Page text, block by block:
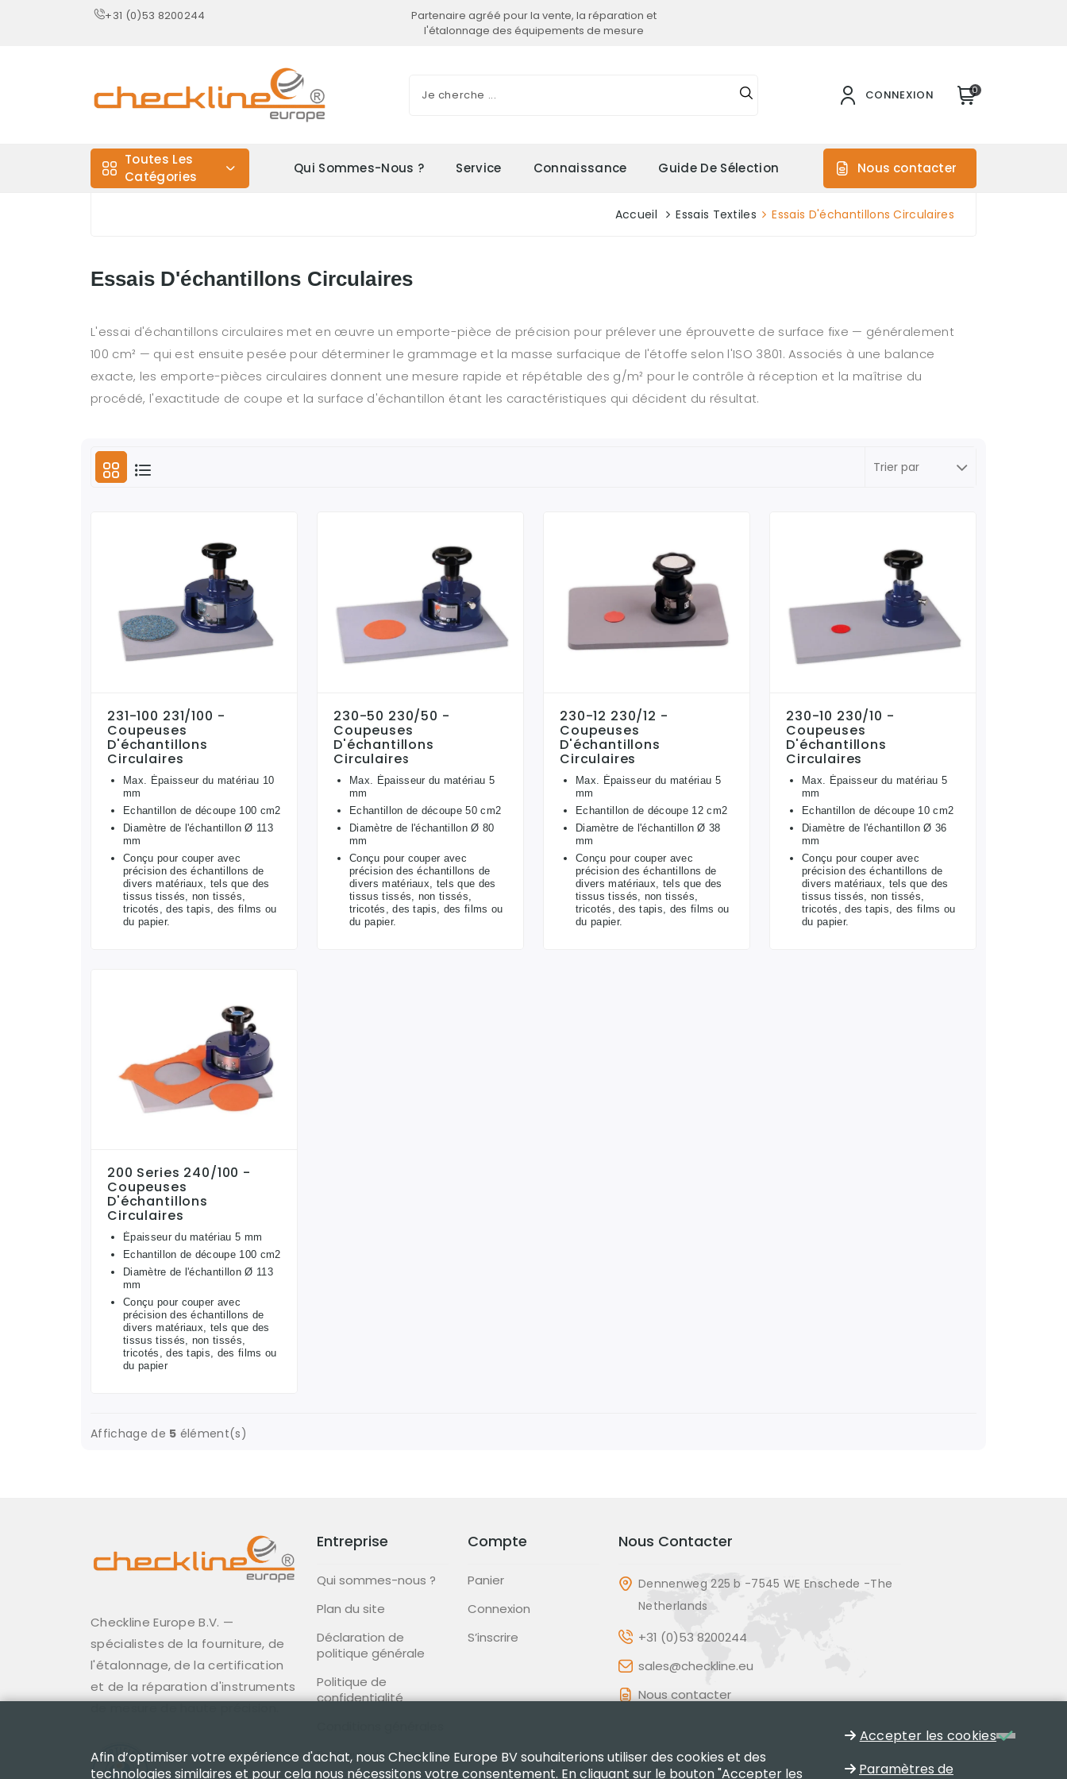
+31 (0)53 8200244
Partenaire agréé pour la vente, la réparation et
l'étalonnage des équipements de mesure
CONNEXION 0
Toutes Les
Catégories
Qui Sommes-Nous ? Service Connaissance Guide De Sélection Nous contacter
Accueil Essais Textiles Essais D'échantillons Circulaires
Essais D'échantillons Circulaires
L'essai d'échantillons circulaires met en œuvre un emporte-pièce de précision pour prélever une éprouvette de surface fixe — généralement
100 cm² — qui est ensuite pesée pour déterminer le grammage et la masse surfacique de l'étoffe selon l'ISO 3801. Associés à une balance
exacte, les emporte-pièces circulaires donnent une mesure rapide et répétable des g/m² pour le contrôle à réception et la maîtrise du
procédé, l'exactitude de coupe et la surface d'échantillon étant les caractéristiques qui décident du résultat.
231-100 231/100 -
Coupeuses
D'échantillons
Circulaires
Max. Épaisseur du matériau 10
mm
Echantillon de découpe 100 cm2
Diamètre de l'échantillon Ø 113
mm
Conçu pour couper avec
précision des échantillons de
divers matériaux, tels que des
tissus tissés, non tissés,
tricotés, des tapis, des films ou
du papier.
230-50 230/50 -
Coupeuses
D'échantillons
Circulaires
Max. Épaisseur du matériau 5
mm
Echantillon de découpe 50 cm2
Diamètre de l'échantillon Ø 80
mm
Conçu pour couper avec
précision des échantillons de
divers matériaux, tels que des
tissus tissés, non tissés,
tricotés, des tapis, des films ou
du papier.
230-12 230/12 -
Coupeuses
D'échantillons
Circulaires
Max. Épaisseur du matériau 5
mm
Echantillon de découpe 12 cm2
Diamètre de l'échantillon Ø 38
mm
Conçu pour couper avec
précision des échantillons de
divers matériaux, tels que des
tissus tissés, non tissés,
tricotés, des tapis, des films ou
du papier.
230-10 230/10 -
Coupeuses
D'échantillons
Circulaires
Max. Épaisseur du matériau 5
mm
Echantillon de découpe 10 cm2
Diamètre de l'échantillon Ø 36
mm
Conçu pour couper avec
précision des échantillons de
divers matériaux, tels que des
tissus tissés, non tissés,
tricotés, des tapis, des films ou
du papier.
200 Series 240/100 -
Coupeuses
D'échantillons
Circulaires
Épaisseur du matériau 5 mm
Echantillon de découpe 100 cm2
Diamètre de l'échantillon Ø 113
mm
Conçu pour couper avec
précision des échantillons de
divers matériaux, tels que des
tissus tissés, non tissés,
tricotés, des tapis, des films ou
du papier
Affichage de 5 élément(s)
Checkline Europe B.V. —
spécialistes de la fourniture, de
l'étalonnage, de la certification
et de la réparation d'instruments
Entreprise
Qui sommes-nous ?
Plan du site
Déclaration de
politique générale
Politique de
confidentialité
Politique de Retour
Compte
Panier
Connexion
S’inscrire
Nous Contacter
Dennenweg 225 b -7545 WE Enschede -The
Netherlands
+31 (0)53 8200244
sales@checkline.eu
Nous contacter
Afin d’optimiser votre expérience d'achat, nous Checkline Europe BV souhaiterions utiliser des cookies et des
technologies similaires et pour cela nous nécessitons votre consentement. En cliquant sur le bouton "Accepter les
Accepter les cookies
Paramètres de